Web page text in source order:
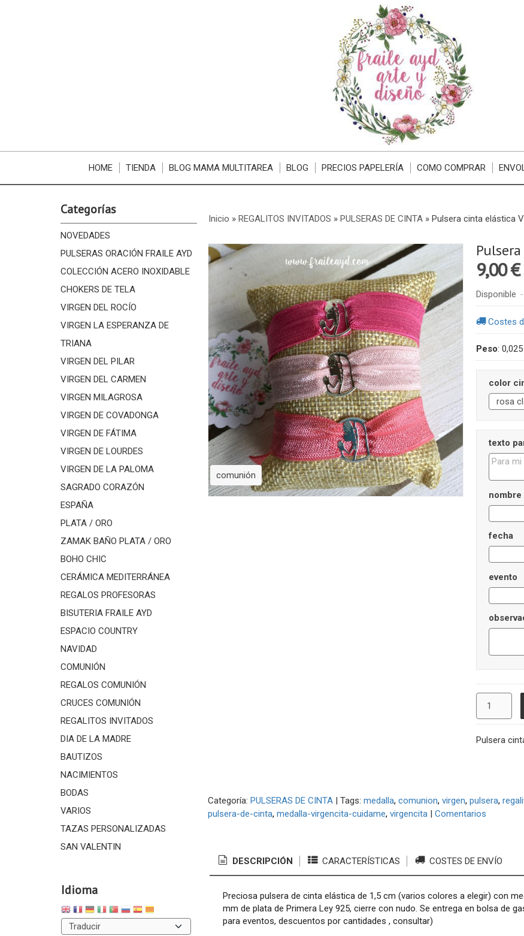
HOME TIENDA BLOG MAMA MULTITAREA BLOG PRECIOS PAPELERÍA COMO COMPRAR
Categorías
NOVEDADES
PULSERAS ORACIÓN FRAILE AYD
COLECCIÓN ACERO INOXIDABLE
CHOKERS DE TELA
VIRGEN DEL ROCÍO
VIRGEN LA ESPERANZA DE
TRIANA
VIRGEN DEL PILAR
VIRGEN DEL CARMEN
VIRGEN MILAGROSA
VIRGEN DE COVADONGA
VIRGEN DE FÁTIMA
VIRGEN DE LOURDES
VIRGEN DE LA PALOMA
SAGRADO CORAZÓN
ESPAÑA
PLATA / ORO
ZAMAK BAÑO PLATA / ORO
BOHO CHIC
CERÁMICA MEDITERRÁNEA
REGALOS PROFESORAS
BISUTERIA FRAILE AYD
ESPACIO COUNTRY
NAVIDAD
COMUNIÓN
REGALOS COMUNIÓN
CRUCES COMUNIÓN
REGALITOS INVITADOS
DIA DE LA MADRE
BAUTIZOS
NACIMIENTOS
BODAS
VARIOS
TAZAS PERSONALIZADAS
SAN VALENTIN
Idioma
Inicio » REGALITOS INVITADOS » PULSERAS DE CINTA» Pulsera cinta elástica
comunión
9,00 €
Disponible -
Costes
Peso:
color
texto
nombre
fecha
evento
Pulsera
Categoría: PULSERAS DE CINTA| Tags: medalla comunion virgen pulsera
pulsera-de-cinta medalla-virgencita-cuidame virgencita | Comentarios
DESCRIPCIÓN CARACTERÍSTICAS COSTES DE ENVÍO
Preciosa pulsera de cinta elástica de 1,5 cm (varios colores a elegir) con
mm de plata de Primera Ley 925, cierre con nudo. Se entrega en bolsa de
para eventos, descuentos por cantidades , consultar)